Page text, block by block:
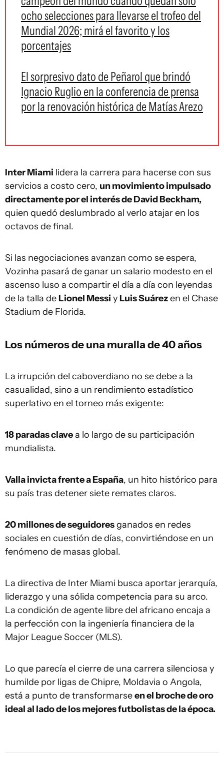
ocho selecciones para llevarse el trofeo del
Mundial 2026; mirá el favorito y los
porcentajes
El sorpresivo dato de Peñarol que brindó
Ignacio Ruglio en la conferencia de prensa
por la renovación histórica de Matías Arezo
Inter Miami lidera la carrera para hacerse con sus
servicios a costo cero, un movimiento impulsado
directamente por el interés de David Beckham,
quien quedó deslumbrado al verlo atajar en los
octavos de final.
Si las negociaciones avanzan como se espera,
Vozinha pasará de ganar un salario modesto en el
ascenso luso a compartir el día a día con leyendas
de la talla de Lionel Messi y Luis Suárezen el Chase
Stadium de Florida.
Los números de una muralla de 40 años
La irrupción del caboverdiano no se debe a la
casualidad, sino a un rendimiento estadístico
superlativo en el torneo más exigente:
18 paradas clavea lo largo de su participación
mundialista.
Valla invicta frente a España, un hito histórico para
su país tras detener siete remates claros.
20 millones de seguidoresganados en redes
sociales en cuestión de días, convirtiéndose en un
fenómeno de masas global.
La directiva de Inter Miami busca aportar jerarquía,
liderazgo y una sólida competencia para su arco.
La condición de agente libre del africano encaja a
la perfección con la ingeniería financiera de la
Major League Soccer (MLS).
Lo que parecía el cierre de una carrera silenciosa y
humilde por ligas de Chipre, Moldavia o Angola,
está a punto de transformarseen el broche de oro
ideal al lado de los mejores futbolistas de la época.